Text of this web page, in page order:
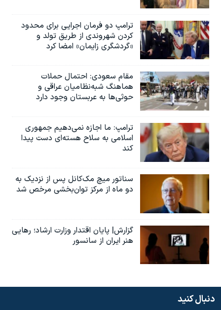
ترامپ دو فرمان اجرایی برای محدود
کردن شهروندی از طریق تولد و
«گردشگری زایمان» امضا کرد
مقام سعودی: احتمال حملات
هماهنگ شبه‌نظامیان عراقی و
حوثی‌ها به عربستان وجود دارد
ترامپ: ما اجازه نمی‌دهیم جمهوری
اسلامی به سلاح هسته‌ای دست پیدا
کند
سناتور میچ مک‌کانل پس از نزدیک به
دو ماه از مرکز توان‌بخشی مرخص شد
گزارش| پایان اقتدار وزارت ارشاد؛ رهایی
هنر ایران از سانسور
دنبال کنید